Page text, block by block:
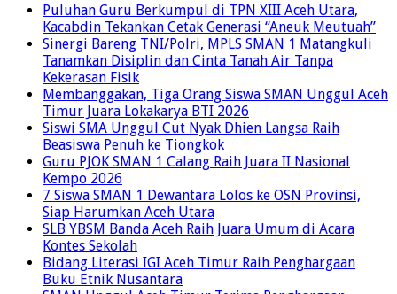
Puluhan Guru Berkumpul di TPN XIII Aceh Utara,
Kacabdin Tekankan Cetak Generasi “Aneuk Meutuah”
Sinergi Bareng TNI/Polri, MPLS SMAN 1 Matangkuli
Tanamkan Disiplin dan Cinta Tanah Air Tanpa
Kekerasan Fisik
Membanggakan, Tiga Orang Siswa SMAN Unggul Aceh
Timur Juara Lokakarya BTI 2026
Siswi SMA Unggul Cut Nyak Dhien Langsa Raih
Beasiswa Penuh ke Tiongkok
Guru PJOK SMAN 1 Calang Raih Juara II Nasional
Kempo 2026
7 Siswa SMAN 1 Dewantara Lolos ke OSN Provinsi,
Siap Harumkan Aceh Utara
SLB YBSM Banda Aceh Raih Juara Umum di Acara
Kontes Sekolah
Bidang Literasi IGI Aceh Timur Raih Penghargaan
Buku Etnik Nusantara